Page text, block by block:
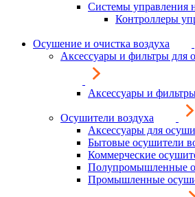
Системы управления
Контроллеры
Осушение и очистка воздуха
Аксессуары и фильтры для
Аксессуары и
Осушители воздуха
Аксессуары для
Бытовые осушители
Коммерческие
Полупромышленные
Промышленные